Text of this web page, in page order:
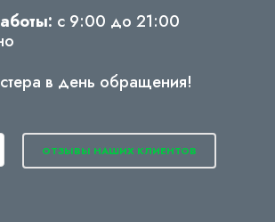
с 9:00 до 21:00
в день обращения!
ОТЗЫВЫ НАШИХ КЛИЕНТОВ